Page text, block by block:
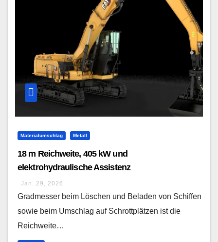
Materialumschlag Metall
18 m Reichweite, 405 kW und
elektrohydraulische Assistenz
Jan. 29, 2026
Gradmesser beim Löschen und Beladen von Schiffen
sowie beim Umschlag auf Schrottplätzen ist die
Reichweite…